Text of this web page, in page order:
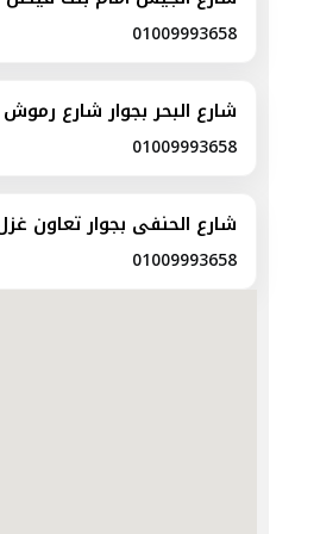
01009993658
شارع البحر بجوار شارع رموش
01009993658
شارع الحنفى بجوار تعاون
01009993658